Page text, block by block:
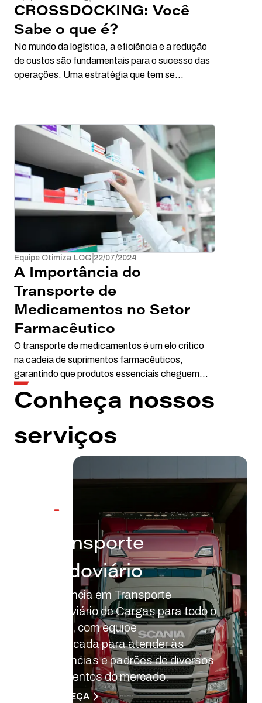
CROSSDOCKING: Você
Sabe o que é?
No mundo da logística, a eficiência e a redução
de custos são fundamentais para o sucesso das
operações. Uma estratégia que tem se
sua empresa? Neste artigo, vamos explorar em
detalhes essa prática logística, suas vantagens
e como implementá-la de forma eficaz.
Equipe Otimiza LOG 22/07/2024
A Importância do
Transporte de
Medicamentos no Setor
Farmacêutico
O transporte de medicamentos é um elo crítico
na cadeia de suprimentos farmacêuticos,
garantindo que produtos essenciais cheguem
aos consumidores com segurança, qualidade e
eficácia. Neste artigo, exploraremos os
aspectos fundamentais que as transportadoras
de medicamentos devem abordar para cumprir
com as exigências regulatórias e operacionais,
garantindo a integridade dos produtos
Conheça nossos
serviços
Transporte
Rodoviário
Eficiência em Transporte
Rodoviário de Cargas para todo o
Brasil, com equipe
qualificada para atender às
exigências e padrões de diversos
segmentos do mercado.
CONHEÇA